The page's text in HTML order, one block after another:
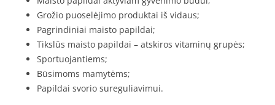
Grožio puoselėjimo produktai iš vidaus;
Pagrindiniai maisto papildai;
Tikslūs maisto papildai – atskiros vitaminų grupės;
Sportuojantiems;
Būsimoms mamytėms;
Papildai svorio sureguliavimui.